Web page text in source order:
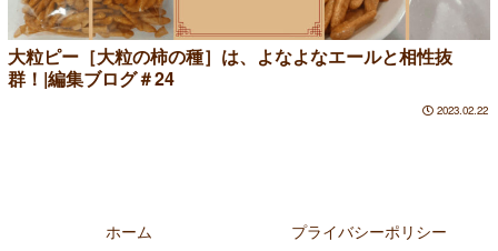
大粒ピー［大粒の柿の種］は、よなよなエールと相性抜
群！|編集ブログ＃24
2023.02.22
ホーム
プライバシーポリシー